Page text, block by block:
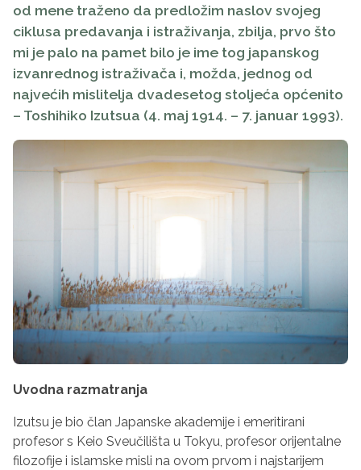
od mene traženo da predložim naslov svojeg
ciklusa predavanja i istraživanja, zbilja, prvo što
mi je palo na pamet bilo je ime tog japanskog
izvanrednog istraživača i, možda, jednog od
najvećih mislitelja dvadesetog stoljeća općenito
– Toshihiko Izutsua (4. maj 1914. – 7. januar 1993).
Uvodna razmatranja
Izutsu je bio član Japanske akademije i emeritirani
profesor s Keio Sveučilišta u Tokyu, profesor orijentalne
filozofije i islamske misli na ovom prvom i najstarijem